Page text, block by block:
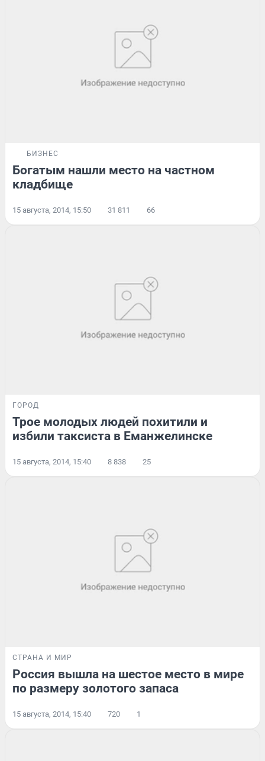
БИЗНЕС
Богатым нашли место на частном
кладбище
15 августа, 2014, 15:50 31 811 66
ГОРОД
Трое молодых людей похитили и
избили таксиста в Еманжелинске
15 августа, 2014, 15:40 8 838 25
СТРАНА И МИР
Россия вышла на шестое место в мире
по размеру золотого запаса
15 августа, 2014, 15:40 720 1